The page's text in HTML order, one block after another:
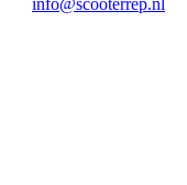
info@scooterrep.nl